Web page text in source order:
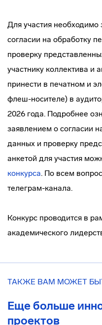
Для участия необходимо
согласии на обработку
проверку
участнику коллектива и
принести в печатном и
флеш-носителе) в
2026 года. Подробнее
заявлением о согласии
данных и проверку
анкетой для участия
конкурса. По всем
телеграм-канала.
Конкурс проводится в
академического
ТАКЖЕ ВАМ МОЖЕТ
Еще больше
проектов